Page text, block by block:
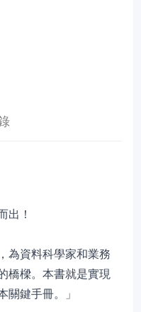
出！
為資料科學家和業務
橋樑。本書就是實現
關鍵手冊。」